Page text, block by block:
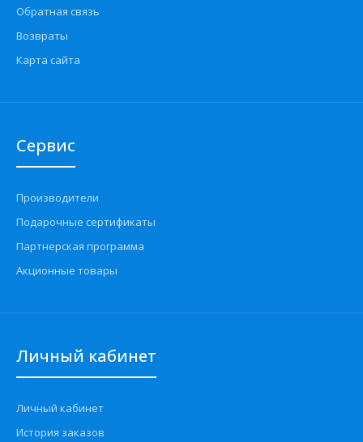
Обратная связь
Возвраты
Карта сайта
Сервис
Производители
Подарочные сертификаты
Партнерская программа
Акционные товары
Личный кабинет
Личный кабинет
История заказов